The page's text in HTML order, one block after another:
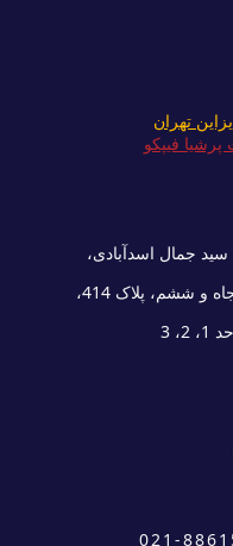
تهران
فیپکو
سید جمال اسدآبادی،
و ششم، پلاک 414،
3